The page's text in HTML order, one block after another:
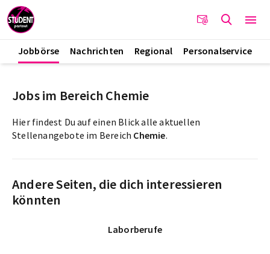
Jobbörse Nachrichten Regional Personalservice
Jobs im Bereich Chemie
Hier findest Du auf einen Blick alle aktuellen
Stellenangebote im Bereich Chemie.
Andere Seiten, die dich interessieren
könnten
Laborberufe